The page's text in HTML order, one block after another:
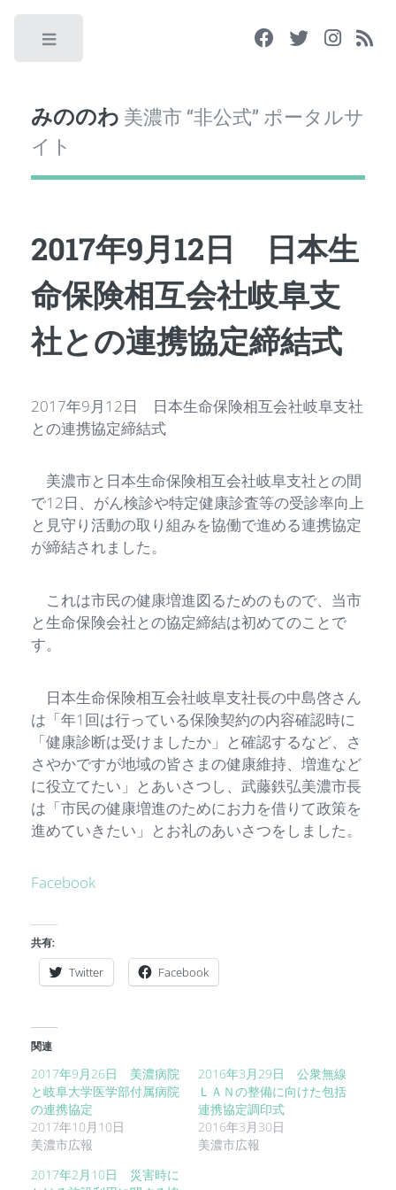
みののわ 美濃市 “非公式” ポータルサ
イト
2017年9月12日 日本生
命保険相互会社岐阜支
社との連携協定締結式
2017年9月12日 日本生命保険相互会社岐阜支社
との連携協定締結式
美濃市と日本生命保険相互会社岐阜支社との間
で12日、がん検診や特定健康診査等の受診率向上
と見守り活動の取り組みを協働で進める連携協定
が締結されました。
これは市民の健康増進図るためのもので、当市
と生命保険会社との協定締結は初めてのことで
す。
日本生命保険相互会社岐阜支社長の中島啓さん
は「年1回は行っている保険契約の内容確認時に
「健康診断は受けましたか」と確認するなど、さ
さやかですが地域の皆さまの健康維持、増進など
に役立てたい」とあいさつし、武藤鉄弘美濃市長
は「市民の健康増進のためにお力を借りて政策を
進めていきたい」とお礼のあいさつをしました。
Facebook
共有:
Twitter Facebook
関連
2017年9月26日 美濃病院
と岐阜大学医学部付属病院
の連携協定
2017年10月10日
美濃市広報
2016年3月29日 公衆無線
ＬＡＮの整備に向けた包括
連携協定調印式
2016年3月30日
美濃市広報
2017年2月10日 災害時に
Toggle